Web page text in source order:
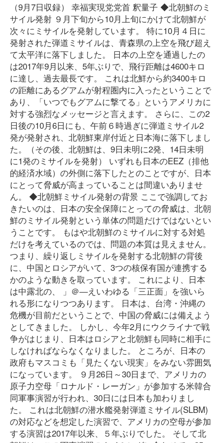
（9月7日収録） 幸福実現党党首 釈量子 ◆北朝鮮のミ
サイル発射 ９月下旬から10月上旬にかけて北朝鮮が
次々にミサイルを発射しています。 特に10月４日に
発射された弾道ミサイルは、青森県の上空を飛び超え
て太平洋に落下しました。 日本の上空を通過したの
は2017年9月以来、5年ぶりで、飛行距離は4600キロ
に達し、過去最長です。 これは北鮮から約3400キロ
の距離にあるグアムが射程圏内に入ったということで
あり、「いつでもグアムに撃てる」というアメリカに
対する強烈なメッセージと言えます。 さらに、この2
日後の10月6日にも、午前６時過ぎに弾道ミサイル2
発が発射され、北朝鮮東岸付近と日本海に落下しまし
た。（その後、北朝鮮は、9日未明に2発、14日未明
に1発のミサイルを発射） いずれも日本のEEZ（排他
的経済水域）の外側に落下したとのことですが、日本
にとって脅威が高まっていることは間違いありませ
ん。 ◆北朝鮮ミサイル発射の背景 ここで強調してお
きたいのは、日本の安全保障にとっての脅威は、北朝
鮮のミサイル発射という単体の問題だけではないとい
うことです。 もはや北朝鮮のミサイルに対する対処
だけを考えているのでは、問題の本質は見えません。
つまり、繰り返しミサイルを発射する北朝鮮の背後
に、中国とロシアがいて、3つの核保有国が連携する
かのような動きを取っています。 これにより、日本
は中露北の、 」＠―えいわゆる「三正面」を強いら
れる形になりつつあります。 日本は、台湾・沖縄の
危機が目前だということで、中国の脅威には備えよう
としてきました。 しかし、今年2月にウクライナで戦
争がはじまり、日本はロシアと北朝鮮も同時に相手に
しなければならなくなりました。 ところが、日本の
政府もマスコミも「見たくない現実」をみない雰囲気
になっています。 ９月26日～30日まで、アメリカの
原子力空母「ロナルド・レーガン」が参加する米韓合
同軍事演習が行われ、30日には日本も加わりまし
た。 これは北朝鮮の潜水艦発射弾道ミサイル(SLBM)
の対応などを想定した演習で、アメリカの空母が参加
する演習は2017年以来、５年ぶりでした。 そして北